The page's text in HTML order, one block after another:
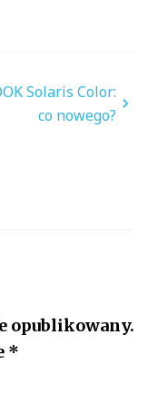
Solaris Color:
co nowego?
opublikowany.
*